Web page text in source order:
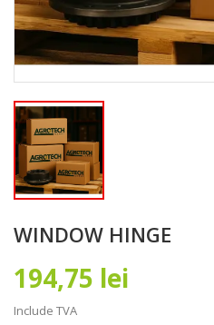
WINDOW HINGE
194,75 lei
Include TVA